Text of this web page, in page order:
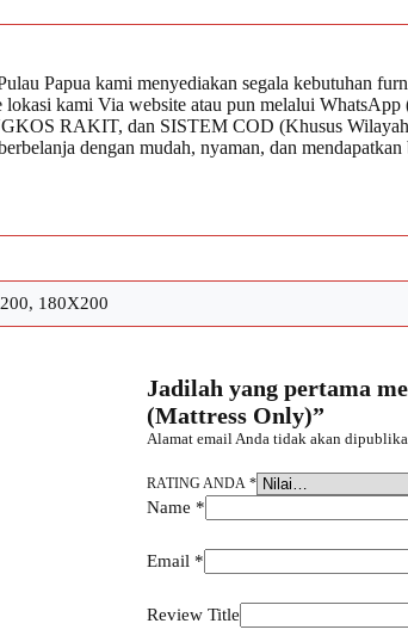
Papua kami menyediakan segala kebutuhan
kami Via website atau pun melalui
RAKIT, dan SISTEM COD (Khusus Wilayah
dengan mudah, nyaman, dan
180X200
Jadilah yang pertama
(Mattress Only)”
Alamat email Anda tidak akan
RATING ANDA *
Name *
Email *
Review Title